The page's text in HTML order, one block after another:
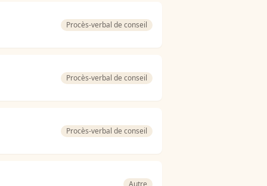
Procès-verbal de conseil
Procès-verbal de conseil
Procès-verbal de conseil
Autre